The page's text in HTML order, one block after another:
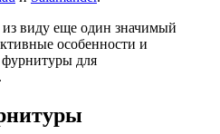
виду еще один значимый
особенности и
фурнитуры для